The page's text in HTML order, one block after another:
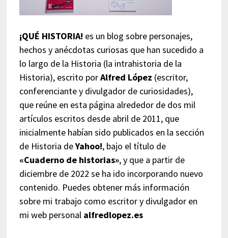
¡QUÉ HISTORIA! es un blog sobre personajes,
hechos y anécdotas curiosas que han sucedido a
lo largo de la Historia (la intrahistoria de la
Historia), escrito porAlfred López (escritor,
conferenciante y divulgador de curiosidades),
que reúne en esta página alrededor de dos mil
artículos escritos desde abril de 2011, que
inicialmente habían sido publicados en la sección
de Historia deYahoo!, bajo el título de
«Cuaderno de historias», y que a partir de
diciembre de 2022 se ha ido incorporando nuevo
contenido. Puedes obtener más información
sobre mi trabajo como escritor y divulgador en
mi web personal alfredlopez.es